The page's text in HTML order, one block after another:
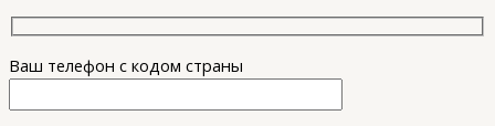
Ваш телефон с кодом страны